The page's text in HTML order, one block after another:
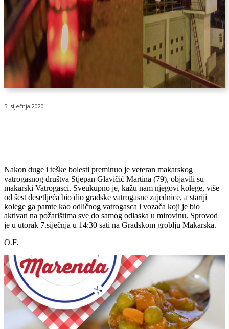
5. siječnja 2020.
Nakon duge i teške bolesti preminuo je veteran makarskog
vatrogasnog društva Stjepan Glavičić Martina (79), objavili su
makarski Vatrogasci. Sveukupno je, kažu nam njegovi kolege, više
od šest desetljeća bio dio gradske vatrogasne zajednice, a stariji
kolege ga pamte kao odličnog vatrogasca i vozača koji je bio
aktivan na požarištima sve do samog odlaska u mirovinu. Sprovod
je u utorak 7.siječnja u 14:30 sati na Gradskom groblju Makarska.
O.F.